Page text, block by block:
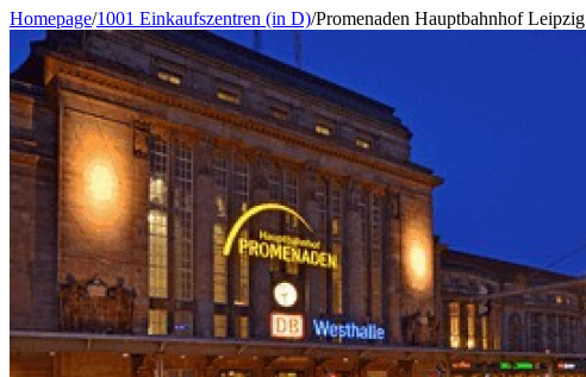
Homepage/1001 Einkaufszentren (in D)/Promenaden Hauptbahnhof Leipzig